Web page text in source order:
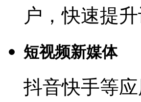
户，快速提
短视频新媒体
抖音快手等